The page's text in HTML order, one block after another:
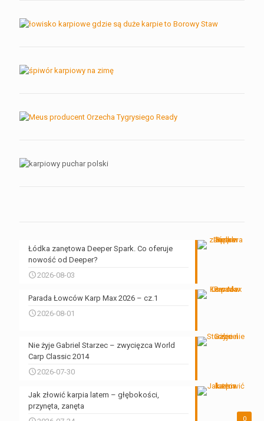
Łódka zanętowa Deeper Spark. Co oferuje
nowość od Deeper?
2026-08-03
Parada Łowców Karp Max 2026 – cz.1
2026-08-01
Nie żyje Gabriel Starzec – zwycięzca World
Carp Classic 2014
2026-07-30
0
Jak złowić karpia latem – głębokości,
przynęta, zanęta